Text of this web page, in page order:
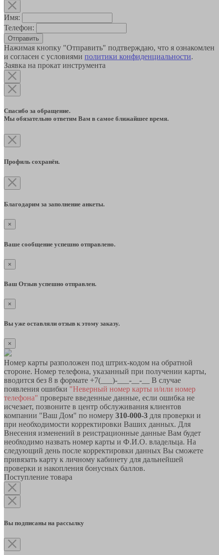
Имя:
Телефон:
Отправить
Нажимая кнопку "Отправить" подтверждаю, что я ознакомлен
и согласен с условиями политики конфиденциальности.
Заявка на прокат инструмента
Спасибо за обращение.
Мы обязательно ответим Вам в самое ближайшее время.
Профиль сохранён.
Благодарим за заполнение анкеты.
×
Ваше сообщение успешно отправлено.
×
Ваш Отзыв успешно отправлен.
×
Вы уже оставляли отзыв к этому заказу.
×
Номер карты разположен под штрих-кодом на обратной
стороне. Номер телефона, указанный при получении карты,
вводится без 8 в формате +7(___)-___-__-__ В случае
появления ошибки "Неверный номер карты и/или номер
телефона" проверьте введенные данные, если ошибка не
исчезает, позвоните в центр обслуживания клиентов
компании "Ваш Дом" по номеру 310-000-3 для проверки и
при необходимости корректировки Ваших данных. Для
Внесения изменений в реистрационные данные Вам будет
необходимо назвать номер карты и Ф.И.О. владельца. На
следующий день после корректировки данных Вы сможете
привязать карту к личному кабинету для дальнейшей
проверки и накопления бонусных баллов.
Поступление товара
Вы подписаны на рассылку